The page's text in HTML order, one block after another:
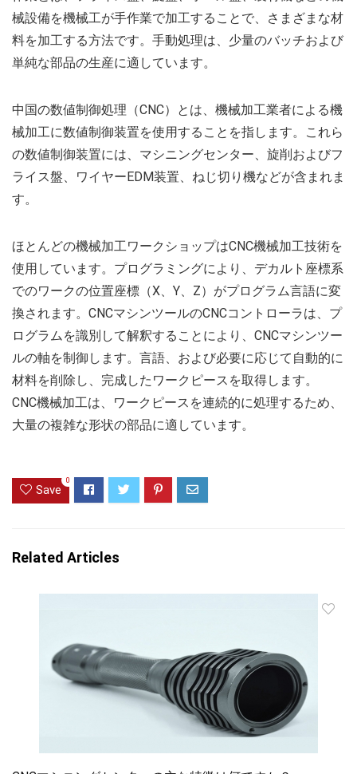
械設備を機械工が手作業で加工することで、さまざまな材
料を加工する方法です。手動処理​​は、少量のバッチおよび
単純な部品の生産に適しています。
中国の数値制御処理（CNC）とは、機械加工業者による機
械加工に数値制御装置を使用することを指します。これら
の数値制御装置には、マシニングセンター、旋削およびフ
ライス盤、ワイヤーEDM装置、ねじ切り機などが含まれま
す。
ほとんどの機械加工ワークショップはCNC機械加工技術を
使用しています。プログラミングにより、デカルト座標系
でのワークの位置座標（X、Y、Z）がプログラム言語に変
換されます。CNCマシンツールのCNCコントローラは、プ
ログラムを識別して解釈することにより、CNCマシンツー
ルの軸を制御します。言語、および必要に応じて自動的に
材料を削除し、完成したワークピースを取得します。
CNC機械加工は、ワークピースを連続的に処理するため、
大量の複雑な形状の部品に適しています。
Save
0
Related Articles